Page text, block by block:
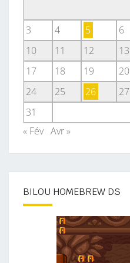
3
4 5 6
10
11 12 13
17
18 19 20
24
25 26 27
31
« Fév Avr »
BILOU HOMEBREW DS